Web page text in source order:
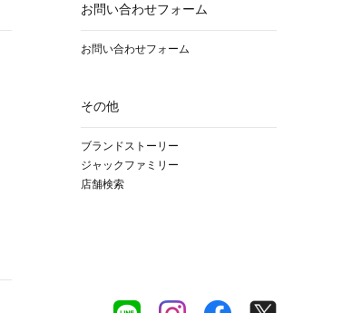
お問い合わせフォーム
お問い合わせフォーム
その他
ブランドストーリー
ジャックファミリー
店舗検索